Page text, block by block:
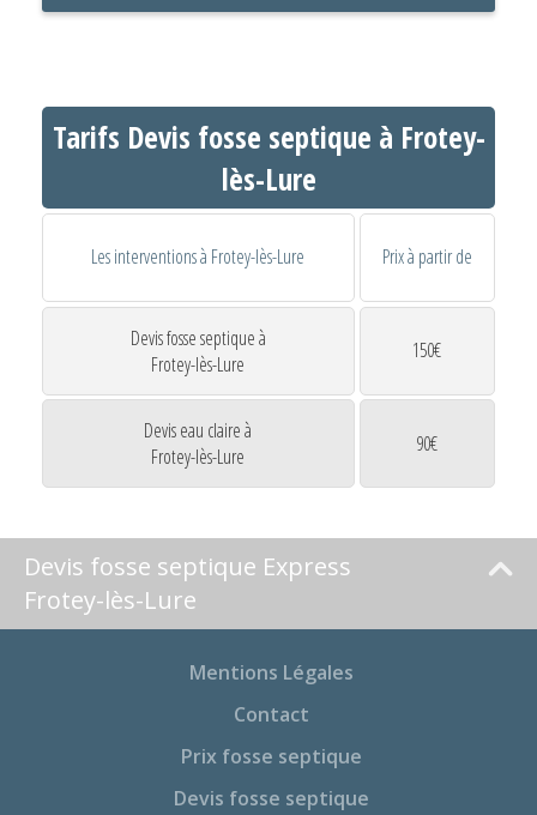
Tarifs Devis fosse septique à Frotey-
lès-Lure
Les interventions à Frotey-lès-Lure Prix à partir de
Devis fosse septique à
Frotey-lès-Lure
150€
Devis eau claire à
Frotey-lès-Lure
90€
Devis fosse septique Express
Frotey-lès-Lure
Mentions Légales
Contact
Prix fosse septique
Devis fosse septique